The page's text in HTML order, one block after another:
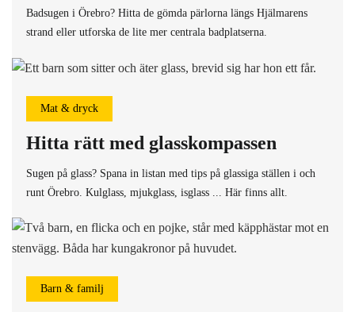
Badsugen i Örebro? Hitta de gömda pärlorna längs Hjälmarens
strand eller utforska de lite mer centrala badplatserna.
Mat & dryck
Hitta rätt med glasskompassen
Sugen på glass? Spana in listan med tips på glassiga ställen i och
runt Örebro. Kulglass, mjukglass, isglass ... Här finns allt.
Barn & familj